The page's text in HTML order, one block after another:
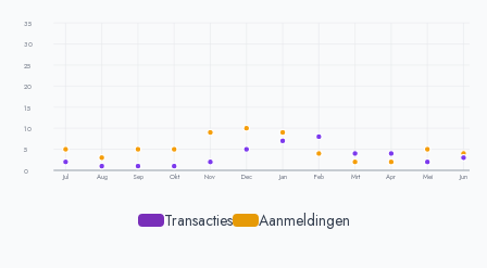
35
30
25
20
15
10
5
0
Jul Aug Sep Okt Nov Dec Jan Feb Mrt Apr Mei Jun
Transacties Aanmeldingen